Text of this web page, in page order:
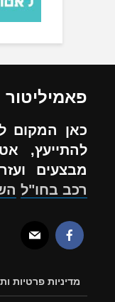
פאמיליטור
כאן המקום
להתייעץ,
מבצעים
רכב בחו"ל
מדיניות פרטיות